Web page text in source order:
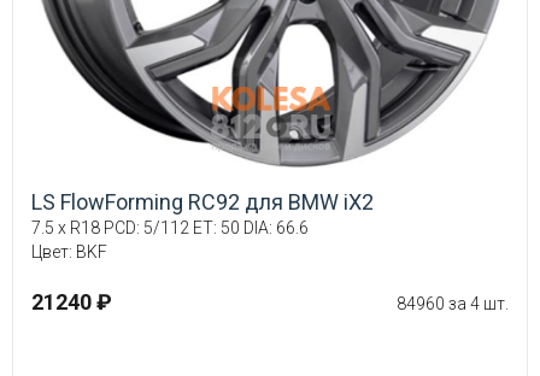
LS FlowForming RC92 для BMW iX2
7.5 x R18 PCD: 5/112 ET: 50 DIA: 66.6
Цвет: BKF
21240 ₽ 84960 за 4 шт.